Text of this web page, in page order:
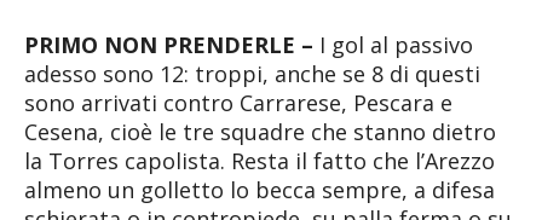
PRIMO NON PRENDERLE – I gol al passivo
adesso sono 12: troppi, anche se 8 di questi
sono arrivati contro Carrarese, Pescara e
Cesena, cioè le tre squadre che stanno dietro
la Torres capolista. Resta il fatto che l’Arezzo
almeno un golletto lo becca sempre, a difesa